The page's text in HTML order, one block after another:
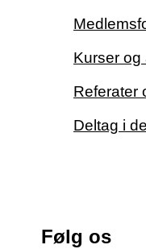
Kurser og
Referater
Deltag i
Følg os